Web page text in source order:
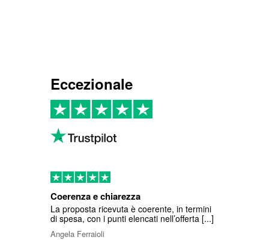
Eccezionale
Coerenza e chiarezza
La proposta ricevuta è coerente, in termini
di spesa, con i punti elencati nell’offerta [...]
Angela Ferraioli